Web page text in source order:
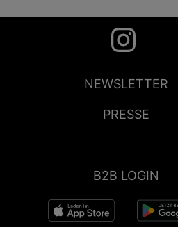
NEWSLETTER
PRESSE
B2B LOGIN